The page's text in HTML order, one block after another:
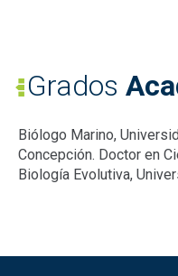
Grados
Biólogo Marino,
Concepción. Doctor en
Biología Evolutiva,